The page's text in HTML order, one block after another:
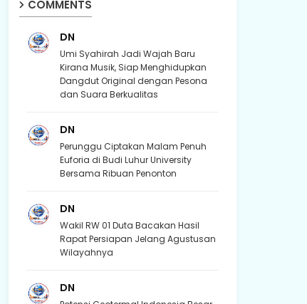
COMMENTS
DN
Umi Syahirah Jadi Wajah Baru
Kirana Musik, Siap Menghidupkan
Dangdut Original dengan Pesona
dan Suara Berkualitas
DN
Perunggu Ciptakan Malam Penuh
Euforia di Budi Luhur University
Bersama Ribuan Penonton
DN
Wakil RW 01 Duta Bacakan Hasil
Rapat Persiapan Jelang Agustusan
Wilayahnya
DN